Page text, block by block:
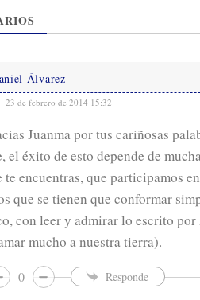
a
Álvarez
23 de febrero de 2014 15:32
Juanma por tus cariñosas
el éxito de esto depende de
te encuentras, que participamos
que se tienen que conformar
con leer y admirar lo escrito
mucho a nuestra tierra).
0 Responde